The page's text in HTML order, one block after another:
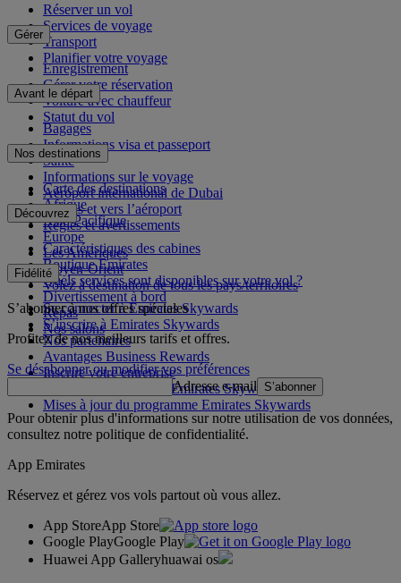
Réserver un vol
Services de voyage
Transport
Planifier votre voyage
Gérer
Enregistrement
Gérer votre réservation
Voiture avec chauffeur
Statut du vol
Avant le départ
Bagages
Informations visa et passeport
Santé
Informations sur le voyage
Aéroport international de Dubai
Depuis et vers l’aéroport
Règles et avertissements
Nos destinations
Carte des destinations
Afrique
Asie-Pacifique
Europe
Les Amériques
Moyen-Orient
Volez à destination de tous les pays/territoires
Découvrez
Caractéristiques des cabines
Boutique Emirates
Quels services sont disponibles sur votre vol ?
Divertissement à bord
Repas
Nos salons
Fidélité
Se connecter à Emirates Skywards
S’inscrire à Emirates Skywards
Nos partenaires
Avantages Business Rewards
Inscrire votre entreprise
Règles du programme Emirates Skywards
Mises à jour du programme Emirates Skywards
S’abonner à nos offres spéciales
Profitez de nos meilleurs tarifs et offres.
Se désabonner ou modifier vos préférences
Adresse e-mail S’abonner
Pour obtenir plus d'informations sur notre utilisation de vos données,
consultez notre politique de confidentialité.
App Emirates
Réservez et gérez vos vols partout où vous allez.
App StoreApp Store
Google PlayGoogle Play
Huawei App Galleryhuawai os